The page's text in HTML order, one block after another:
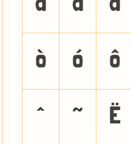
â ã ä
ò ó ô
ˆ ˜ Ё